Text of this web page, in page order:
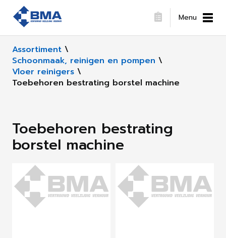
Menu
Assortiment \
Schoonmaak, reinigen en pompen \
Vloer reinigers \
Toebehoren bestrating borstel machine
Toebehoren bestrating
borstel machine